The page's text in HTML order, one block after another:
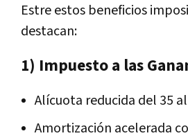
Estre estos beneficios
destacan:
1) Impuesto a las
Alícuota reducida del 35
Amortización acelerada